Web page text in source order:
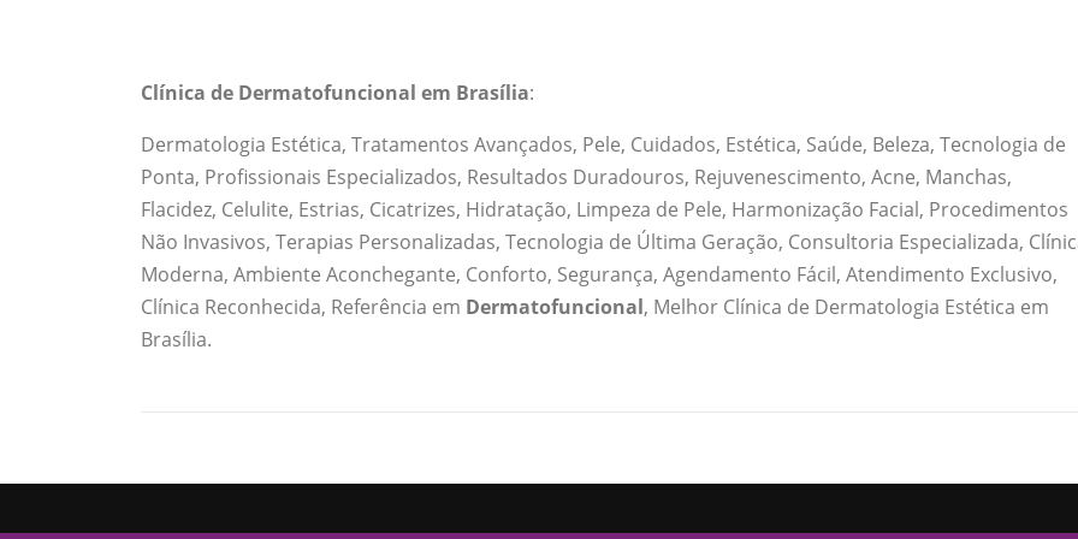
Clínica de Dermatofuncional em Brasília:
Dermatologia Estética, Tratamentos Avançados, Pele, Cuidados, Estética, Saúde, Beleza, Tecnologia de
Ponta, Profissionais Especializados, Resultados Duradouros, Rejuvenescimento, Acne, Manchas,
Flacidez, Celulite, Estrias, Cicatrizes, Hidratação, Limpeza de Pele, Harmonização Facial, Procedimentos
Não Invasivos, Terapias Personalizadas, Tecnologia de Última Geração, Consultoria Especializada,
Moderna, Ambiente Aconchegante, Conforto, Segurança, Agendamento Fácil, Atendimento Exclusivo,
Clínica Reconhecida, Referência em Dermatofuncional, Melhor Clínica de Dermatologia Estética em
Brasília.